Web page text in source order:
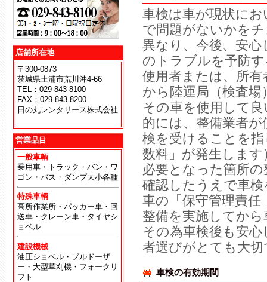
店舗所在地
〒300-0873
茨城県土浦市荒川沖4-66
TEL：029-843-8100
FAX：029-843-8200
日の丸レンタリース株式会社
営業品目
一般車輌
乗用車・トラック・バン・ワ
ゴン・バス・ダンプ大小各種
特殊車輌
高所作業所・パッカー車・回
送車・クレーン車・タイヤシ
ョベル
建設機械
油圧ショベル・ブルドーザ
ー・大型草刈機・フォークリ
フト
車検は車が現状に
で問題がないかを
異なり、今後、安
のトラブルを予防
使用者または、所
から陸運局（検査
その車を使用して
的には、整備業者
検を受けることを
数料」が発生します
必要となった箇所
確認したうえで車
車の「保守管理責
整備を実施してか
その為車検後も安
者選びがとても大切
車検の有効期間